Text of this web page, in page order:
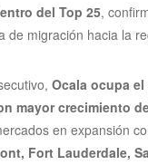
del Top 25,
de migración hacia la
Ocala ocupa
mayor crecimiento
en expansión
Fort Lauderdale,